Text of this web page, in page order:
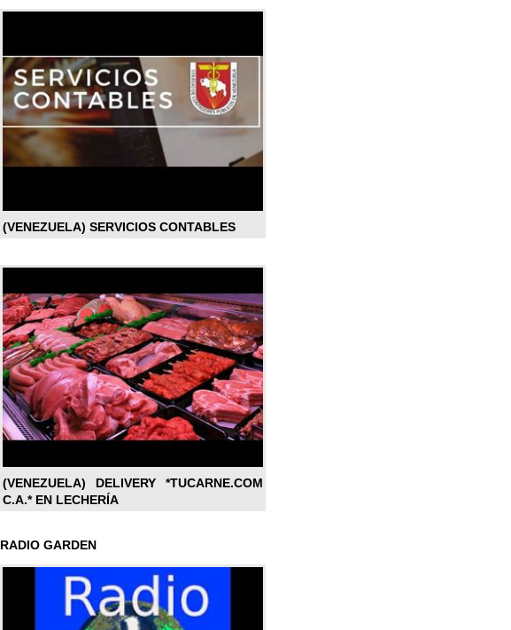
(VENEZUELA) SERVICIOS CONTABLES
(VENEZUELA) DELIVERY *TUCARNE.COM
C.A.* EN LECHERÍA
RADIO GARDEN